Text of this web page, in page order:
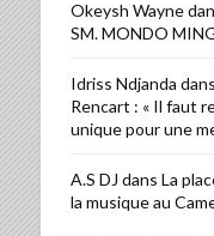
Okeysh Wayne
SM. MONDO
Idriss Ndjanda dans
Rencart : « Il faut
unique pour une
A.S DJ dans La
la musique au